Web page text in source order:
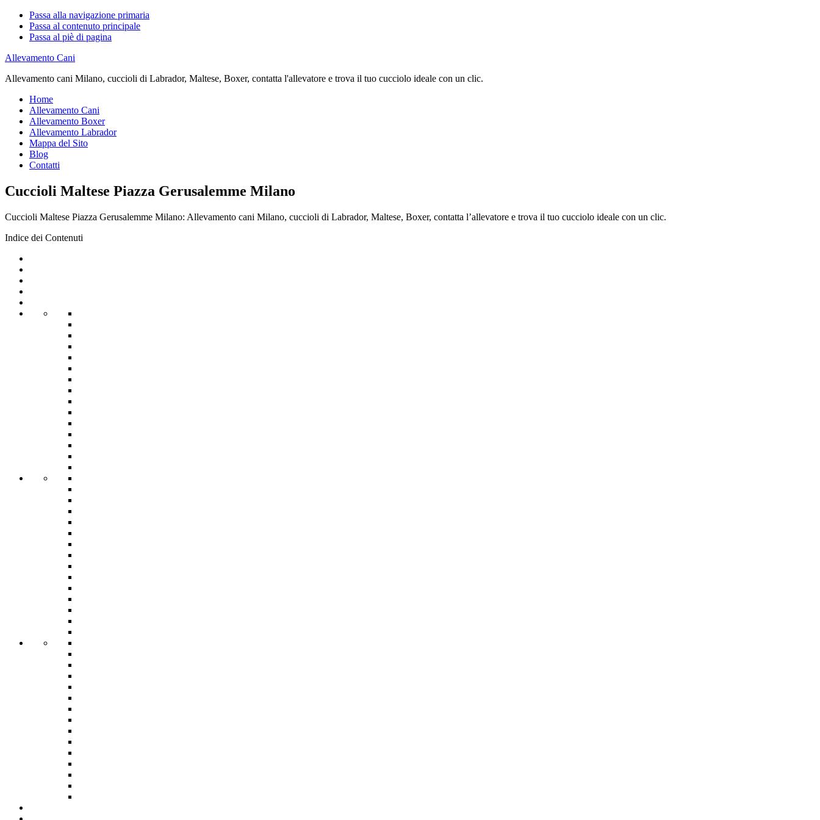
Passa alla navigazione primaria
Passa al contenuto principale
Passa al piè di pagina
Allevamento Cani
Allevamento cani Milano, cuccioli di Labrador, Maltese, Boxer, contatta l'allevatore e trova il tuo cucciolo ideale con un clic.
Home
Allevamento Cani
Allevamento Boxer
Allevamento Labrador
Mappa del Sito
Blog
Contatti
Cuccioli Maltese Piazza Gerusalemme Milano
Cuccioli Maltese Piazza Gerusalemme Milano: Allevamento cani Milano, cuccioli di Labrador, Maltese, Boxer, contatta l’allevatore e trova il tuo cucciolo ideale con un clic.
Indice dei Contenuti